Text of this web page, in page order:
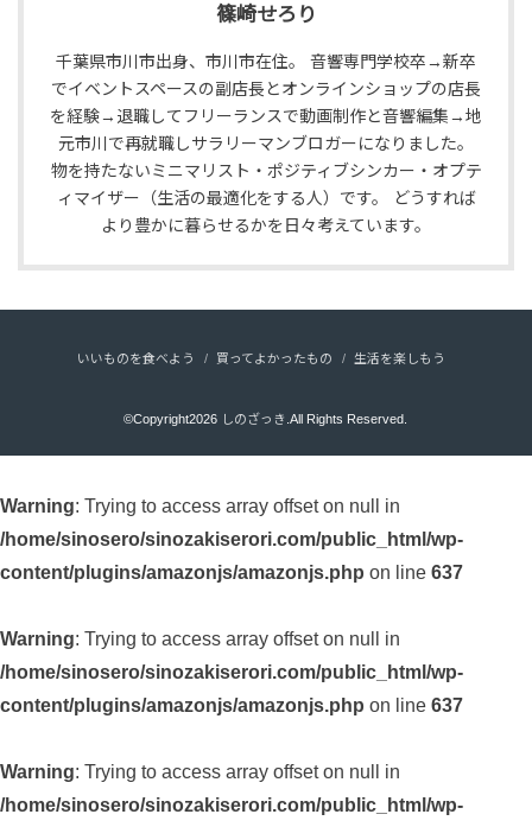
篠崎せろり
千葉県市川市出身、市川市在住。 音響専門学校卒→新卒
でイベントスペースの副店長とオンラインショップの店長
を経験→退職してフリーランスで動画制作と音響編集→地
元市川で再就職しサラリーマンブロガーになりました。
物を持たないミニマリスト・ポジティブシンカー・オプテ
ィマイザー（生活の最適化をする人）です。 どうすれば
より豊かに暮らせるかを日々考えています。
いいものを食べよう 買ってよかったもの 生活を楽しもう
©Copyright2026 しのざっき .All Rights Reserved.
Warning: Trying to access array offset on null in
/home/sinosero/sinozakiserori.com/public_html/wp-
content/plugins/amazonjs/amazonjs.php on line 637
Warning: Trying to access array offset on null in
/home/sinosero/sinozakiserori.com/public_html/wp-
content/plugins/amazonjs/amazonjs.php on line 637
Warning: Trying to access array offset on null in
/home/sinosero/sinozakiserori.com/public_html/wp-